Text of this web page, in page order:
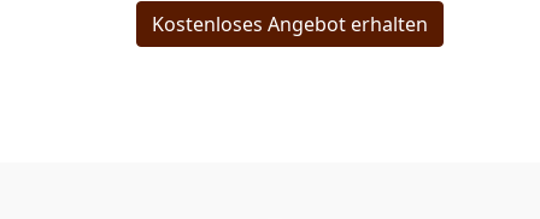
Kostenloses Angebot erhalten